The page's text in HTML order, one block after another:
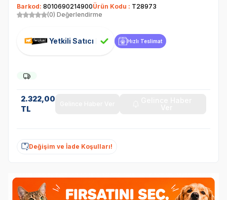
Barkod: 8010690214900Ürün Kodu : T28973
(0) Değerlendirme
Yetkili Satıcı Hızlı Teslimat
2.322,00
TL
Değişim ve İade Koşulları!